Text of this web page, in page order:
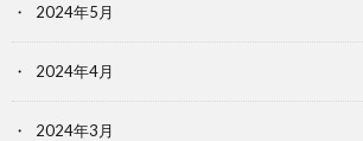
2024年5月
2024年4月
2024年3月